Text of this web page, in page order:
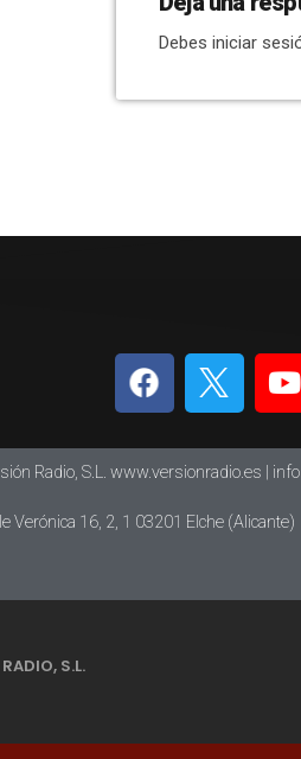
Debes iniciar
Radio, S.L. www.versionradio.es |
Verónica 16, 2, 1 03201 Elche (Alicante)
S.L.